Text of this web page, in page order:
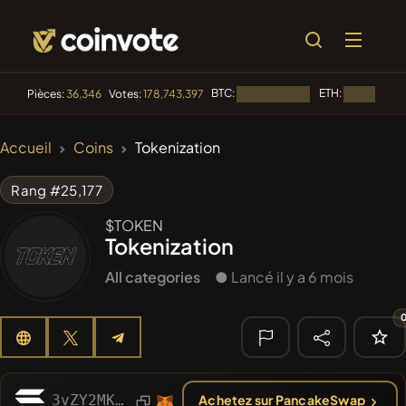
Pièces:36,346 Votes:178,743,397 BTC: ETH:
TENDANCE
Mememania MANIA
#2852
🔎
Accueil Coins Tokenization
Rang #25,177
$TOKEN
Tokenization
All categories ● Lancé il y a 6 mois
3vZY2MKBzRMoT4nGUCWYzXPTES2jLaLNMV8Fn5cKpump Achetez sur PancakeSwap